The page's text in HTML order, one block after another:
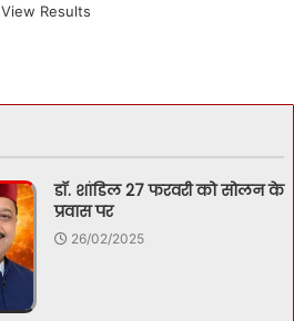
View Results
डॉ. शांडिल 27 फरवरी को सोलन के
प्रवास पर
26/02/2025